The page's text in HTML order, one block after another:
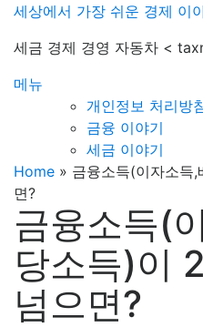
세상에서 가장 쉬운 경제 이
세금 경제 경영 자동차 <
메뉴
개인정보 처리방
금융 이야기
세금 이야기
Home » 금융소득(이자소득
면?
금융소득(
당소득)이
넘으면?